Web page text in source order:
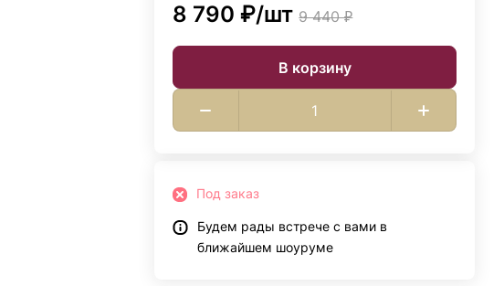
8 790 ₽/шт 9 440 ₽
В корзину
Под заказ
Будем рады встрече с вами в
ближайшем шоуруме